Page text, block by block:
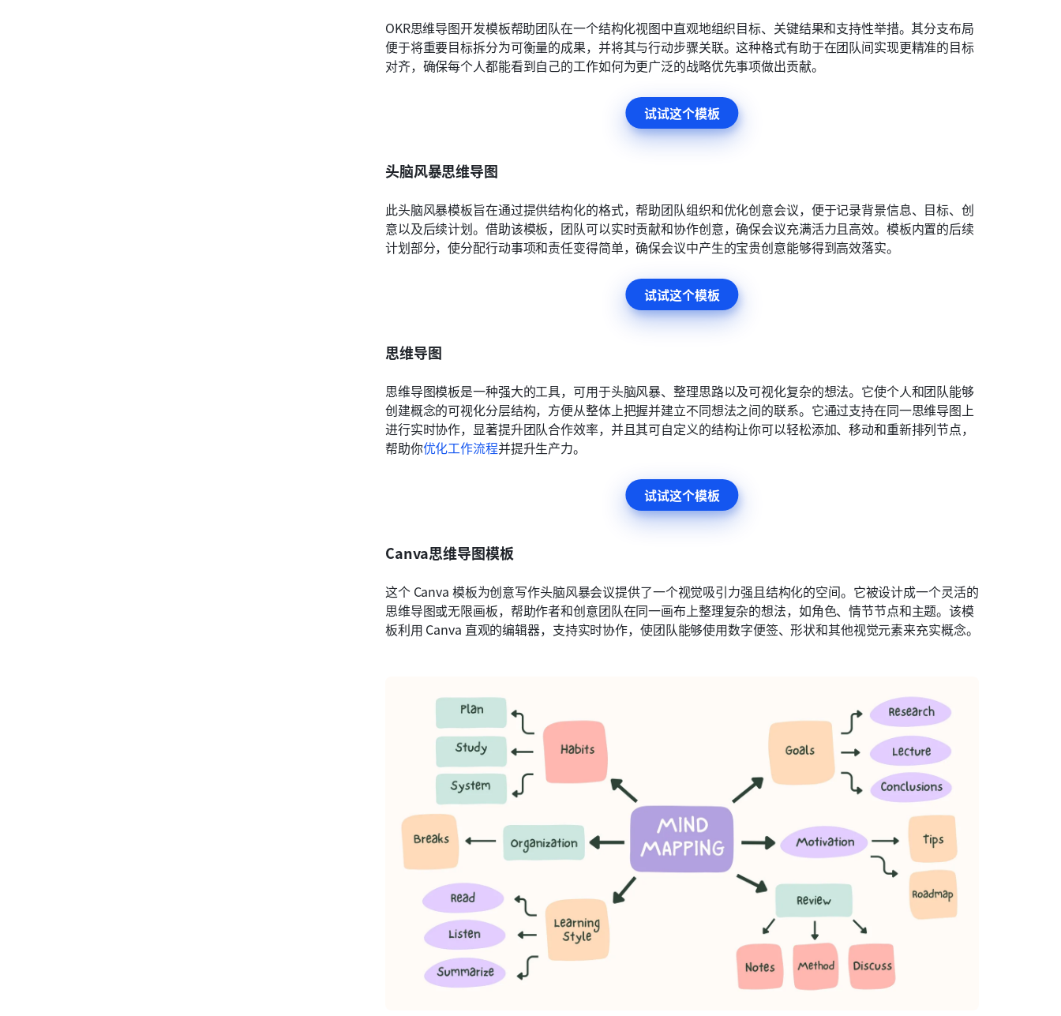
OKR思维导图开发模板帮助团队在一个结构化视图中直观地组织目标、关键结果和支持性举措。其分支布局
便于将重要目标拆分为可衡量的成果，并将其与行动步骤关联。这种格式有助于在团队间实现更精准的目标
对齐，确保每个人都能看到自己的工作如何为更广泛的战略优先事项做出贡献。
试试这个模板
头脑风暴思维导图
此头脑风暴模板旨在通过提供结构化的格式，帮助团队组织和优化创意会议，便于记录背景信息、目标、创
意以及后续计划。借助该模板，团队可以实时贡献和协作创意，确保会议充满活力且高效。模板内置的后续
计划部分，使分配行动事项和责任变得简单，确保会议中产生的宝贵创意能够得到高效落实。
试试这个模板
思维导图
思维导图模板是一种强大的工具，可用于头脑风暴、整理思路以及可视化复杂的想法。它使个人和团队能够
创建概念的可视化分层结构，方便从整体上把握并建立不同想法之间的联系。它通过支持在同一思维导图上
进行实时协作，显著提升团队合作效率，并且其可自定义的结构让你可以轻松添加、移动和重新排列节点，
帮助你优化工作流程并提升生产力。
试试这个模板
Canva思维导图模板
这个 Canva 模板为创意写作头脑风暴会议提供了一个视觉吸引力强且结构化的空间。它被设计成一个灵活的
思维导图或无限画板，帮助作者和创意团队在同一画布上整理复杂的想法，如角色、情节节点和主题。该模
板利用 Canva 直观的编辑器，支持实时协作，使团队能够使用数字便签、形状和其他视觉元素来充实概念。